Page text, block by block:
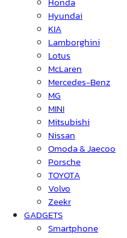
Hyundai
KIA
Lamborghini
Lotus
McLaren
Mercedes-Benz
MG
MINI
Mitsubishi
Nissan
Omoda & Jaecoo
Porsche
TOYOTA
Volvo
Zeekr
GADGETS
Smartphone